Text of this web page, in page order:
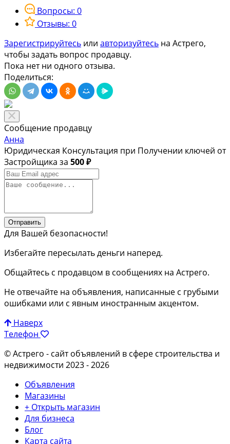
Вопросы: 0
Отзывы: 0
Зарегистрируйтесь или авторизуйтесь на Астрего,
чтобы задать вопрос продавцу.
Пока нет ни одного отзыва.
Поделиться:
Сообщение продавцу
Анна
Юридическая Консультация при Получении ключей от
Застройщика за 500 ₽
Отправить
Для Вашей безопасности!
Избегайте пересылать деньги наперед.
Общайтесь с продавцом в сообщениях на Астрего.
Не отвечайте на объявления, написанные с грубыми
ошибками или с явным иностранным акцентом.
Наверх
Телефон
© Астрего - сайт объявлений в сфере строительства и
недвижимости 2023 - 2026
Объявления
Магазины
+ Открыть магазин
Для бизнеса
Блог
Карта сайта